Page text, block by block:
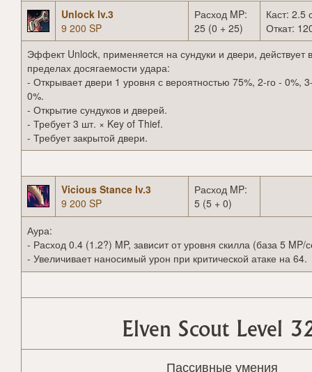
Unlock lv.3
9 200 SP
Расход MP:
25 (0 + 25)
Каст: 2.5
Откат:
Эффект Unlock, применяется на сундуки и двери, действует в
пределах досягаемости удара:
- Открывает двери 1 уровня с вероятностью 75%, 2-го - 0%,
0%.
- Открытие сундуков и дверей.
- Требует 3 шт. × Key of Thief.
- Требует закрытой двери.
Vicious Stance lv.3
9 200 SP
Расход MP:
5 (5 + 0)
Аура:
- Расход 0.4 (1.2?) MP, зависит от уровня скилла (база 5 MP/
- Увеличивает наносимый урон при критической атаке на 64.
Elven Scout Level
Пассивные умения